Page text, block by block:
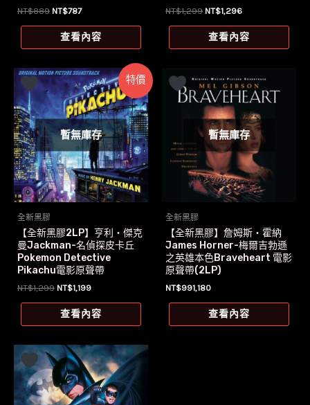
NT$889 原
格：
NT$787目
價
格：
查看內容
NT$1,299 原
價
格：
NT$1,296目
價
格：
查看內容
特價
暫無庫存
全新黑膠
【全新黑膠2LP】亨利‧傑克
曼Jackman-名偵探皮卡丘
Pokemon Detective
Pikachu電影原聲帶
NT$1,299 原
價
格：
NT$1,199目
價
格：
查看內容
暫無庫存
全新黑膠
【全新黑膠】詹姆斯‧霍納
James Horner-梅爾吉勃遜
之英雄本色Braveheart 電影
原聲帶(2LP)
NT$991,180
查看內容